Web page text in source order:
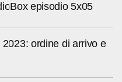
episodio 5x05
2023: ordine di arrivo e